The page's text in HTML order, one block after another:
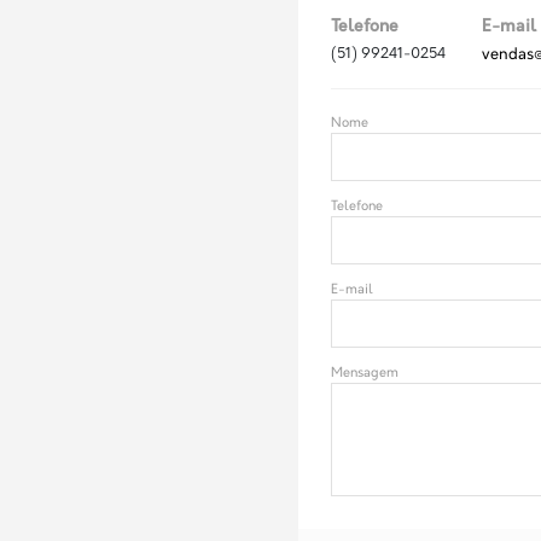
Telefone
(51) 99241-0254
E-mail
Nome
Telefone
E-mail
Mensagem